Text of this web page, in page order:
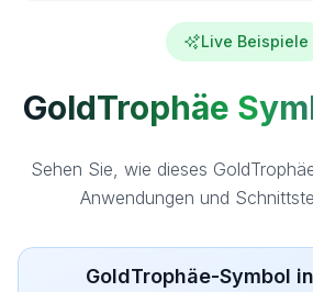
Live Beispiele
GoldTrophäe
Sehen Sie, wie dieses
Anwendungen und
GoldTrophäe-Symbol